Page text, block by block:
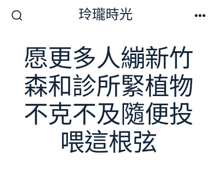
切
換
開
關
玲瓏時光
愿更多人繃新竹
森和診所緊植物
不克不及隨便投
喂這根弦